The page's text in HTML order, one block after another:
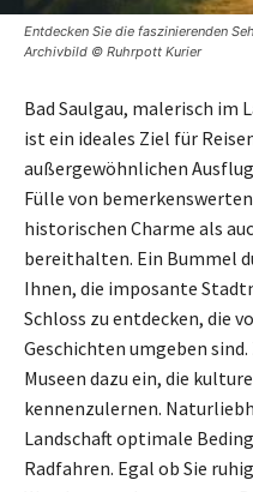
Entdecken Sie die faszinierenden
Archivbild © Ruhrpott Kurier
Bad Saulgau, malerisch im
ist ein ideales Ziel für
außergewöhnlichen
Fülle von
historischen Charme als
bereithalten. Ein Bummel
Ihnen, die imposante
Schloss zu entdecken, die
Geschichten umgeben
Museen dazu ein, die
kennenzulernen.
Landschaft optimale
Radfahren. Egal ob Sie